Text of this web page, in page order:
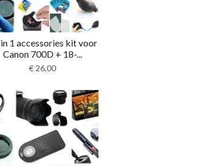
1 accessories kit voor
Canon 700D + 18-...
€ 26,00